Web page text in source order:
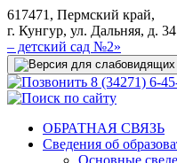
617471, Пермский край,
г. Кунгур, ул. Дальняя, д. 34
– детский сад №2»
8 (34271) 6-
ОБРАТНАЯ СВЯЗЬ
Сведения об
Основные